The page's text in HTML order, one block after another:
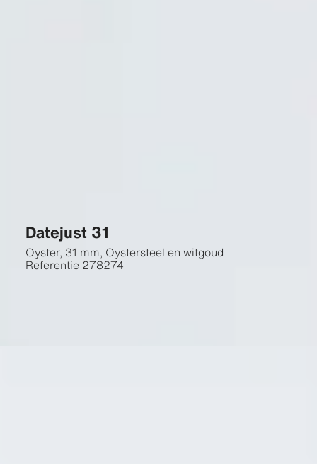
Datejust 31
Oyster, 31 mm, Oystersteel en witgoud
Referentie 278274